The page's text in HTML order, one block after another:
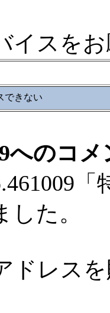
スをお
できない
へのコメ
た。
ドレス